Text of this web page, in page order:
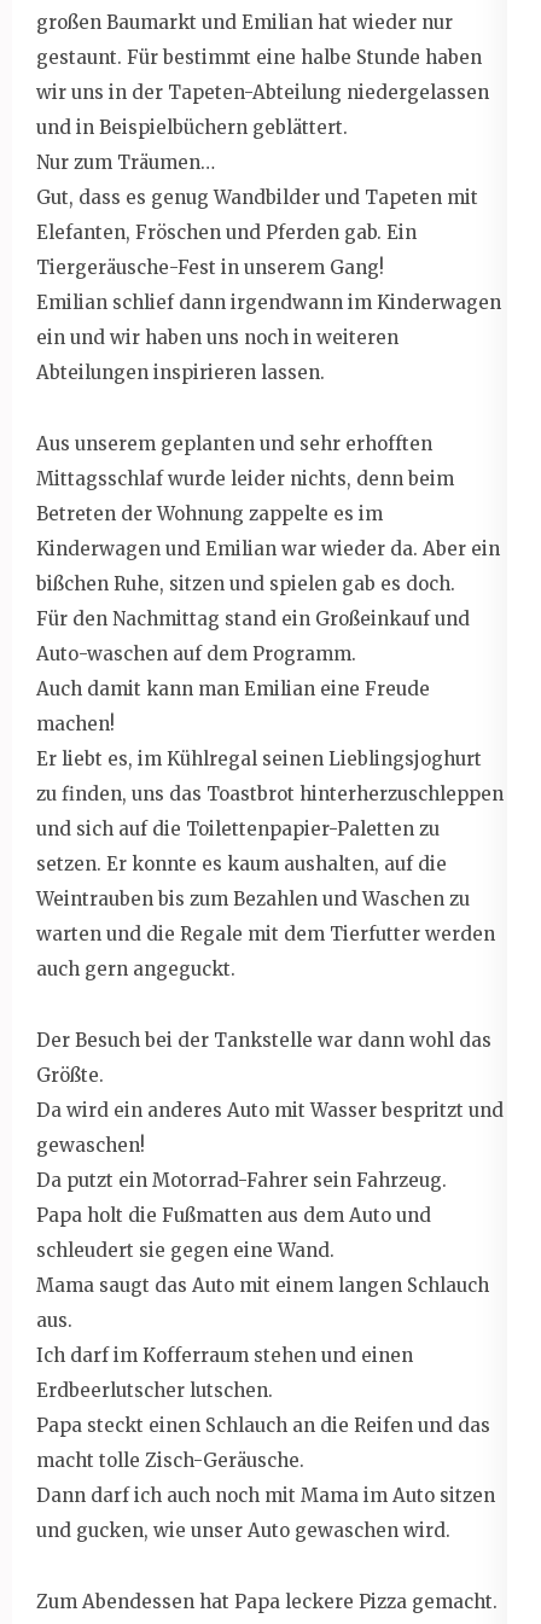
großen Baumarkt und Emilian hat wieder nur
gestaunt. Für bestimmt eine halbe Stunde haben
wir uns in der Tapeten-Abteilung niedergelassen
und in Beispielbüchern geblättert.
Nur zum Träumen…
Gut, dass es genug Wandbilder und Tapeten mit
Elefanten, Fröschen und Pferden gab. Ein
Tiergeräusche-Fest in unserem Gang!
Emilian schlief dann irgendwann im Kinderwagen
ein und wir haben uns noch in weiteren
Abteilungen inspirieren lassen.
Aus unserem geplanten und sehr erhofften
Mittagsschlaf wurde leider nichts, denn beim
Betreten der Wohnung zappelte es im
Kinderwagen und Emilian war wieder da. Aber ein
bißchen Ruhe, sitzen und spielen gab es doch.
Für den Nachmittag stand ein Großeinkauf und
Auto-waschen auf dem Programm.
Auch damit kann man Emilian eine Freude
machen!
Er liebt es, im Kühlregal seinen Lieblingsjoghurt
zu finden, uns das Toastbrot hinterherzuschleppen
und sich auf die Toilettenpapier-Paletten zu
setzen. Er konnte es kaum aushalten, auf die
Weintrauben bis zum Bezahlen und Waschen zu
warten und die Regale mit dem Tierfutter werden
auch gern angeguckt.
Der Besuch bei der Tankstelle war dann wohl das
Größte.
Da wird ein anderes Auto mit Wasser bespritzt und
gewaschen!
Da putzt ein Motorrad-Fahrer sein Fahrzeug.
Papa holt die Fußmatten aus dem Auto und
schleudert sie gegen eine Wand.
Mama saugt das Auto mit einem langen Schlauch
aus.
Ich darf im Kofferraum stehen und einen
Erdbeerlutscher lutschen.
Papa steckt einen Schlauch an die Reifen und das
macht tolle Zisch-Geräusche.
Dann darf ich auch noch mit Mama im Auto sitzen
und gucken, wie unser Auto gewaschen wird.
Zum Abendessen hat Papa leckere Pizza gemacht.